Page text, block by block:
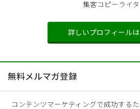
集客コピーライ
詳しいプロフィール
無料メルマガ登録
コンテンツマーケティングで成功する